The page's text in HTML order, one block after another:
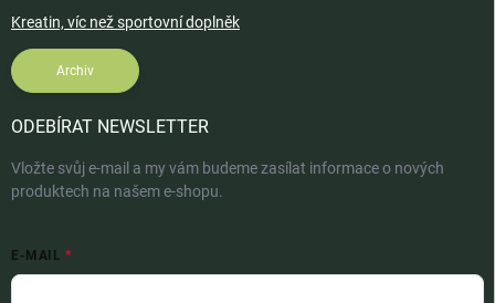
Kreatin, víc než sportovní doplněk
Archiv
ODEBÍRAT NEWSLETTER
Vložte svůj e-mail a my vám budeme zasílat informace o nových
produktech na našem e-shopu.
E-MAIL